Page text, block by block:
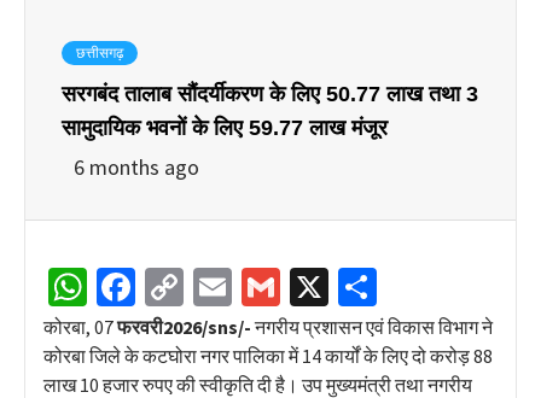
छत्तीसगढ़
सरगबंद तालाब सौंदर्यीकरण के लिए 50.77 लाख तथा 3
सामुदायिक भवनों के लिए 59.77 लाख मंजूर
6 months ago
WhatsApp
Facebook
Copy
Link
EmailGmail
X
कोरबा, 07फरवरी2026/sns/-नगरीय प्रशासन एवं विकास विभाग ने
कोरबा जिले के कटघोरा नगर पालिका में 14 कार्यों के लिए दो करोड़ 88
लाख 10 हजार रुपए की स्वीकृति दी है। उप मुख्यमंत्री तथा नगरीय